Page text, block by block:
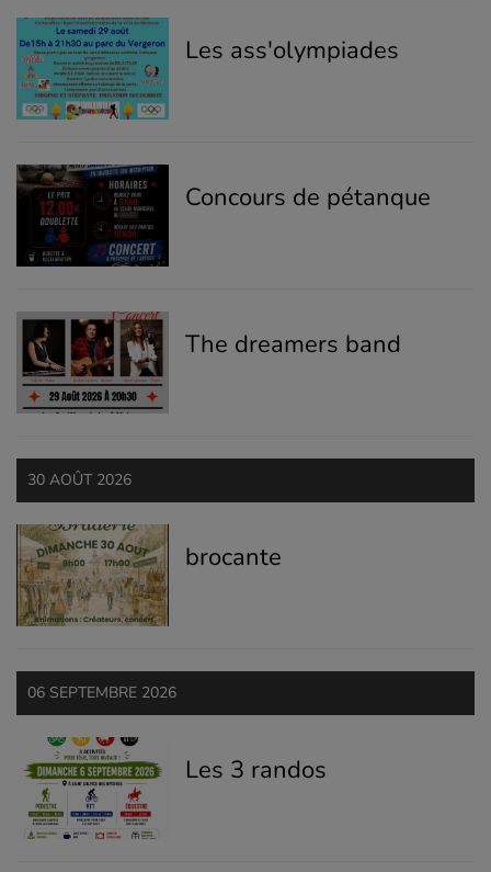
Les ass'olympiades
Concours de pétanque
The dreamers band
30 AOÛT 2026
brocante
06 SEPTEMBRE 2026
Les 3 randos